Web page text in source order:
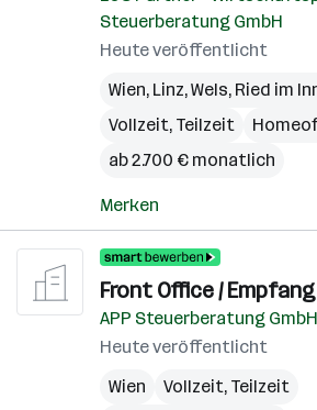
Steuerberatung GmbH
Heute veröffentlicht
Wien, Linz,Wels, Ried im
Vollzeit, Teilzeit
ab 2.700 € monatlich
Merken
Front Office / Empfang
APP Steuerberatung GmbH
Heute veröffentlicht
Wien
Vollzeit, Teilzeit